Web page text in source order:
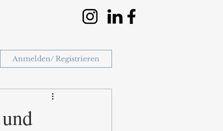
Anmelden/ Registrieren